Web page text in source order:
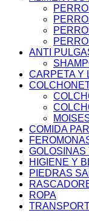
ANTI
CARPETA Y
COMIDA
GOLOSINAS
HIGIENE Y
PIEDRAS
ROPA